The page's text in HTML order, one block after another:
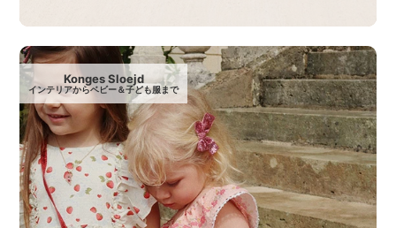
Konges Sloejd
インテリアからベビー＆子ども服まで